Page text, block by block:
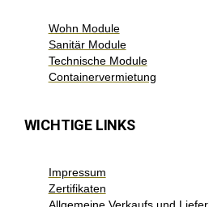
Wohn Module
Sanitär Module
Technische Module
Containervermietung
WICHTIGE LINKS
Impressum
Zertifikaten